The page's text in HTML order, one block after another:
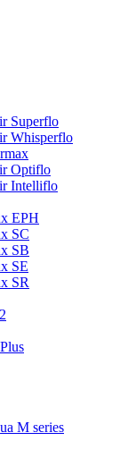
Superflo
Whisperflo
Optiflo
Intelliflo
EPH
SC
SB
SE
SR
M series